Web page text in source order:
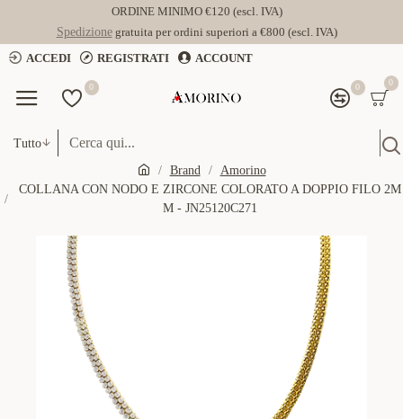
ORDINE MINIMO €120 (escl. IVA)
Spedizionegratuita per ordini superiori a €800 (escl. IVA)
ACCEDI
REGISTRATI ACCOUNT
0 0 0
Tutto
Brand
Amorino
COLLANA CON NODO E ZIRCONE COLORATO A DOPPIO FILO 2M
M - JN25120C271